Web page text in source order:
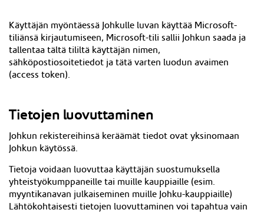
Käyttäjän myöntäessä Johkulle luvan käyttää Microsoft-
tiliänsä kirjautumiseen, Microsoft-tili sallii Johkun saada ja
tallentaa tältä tililtä käyttäjän nimen,
sähköpostiosoitetiedot ja tätä varten luodun avaimen
(access token).
Tietojen luovuttaminen
Johkun rekistereihinsä keräämät tiedot ovat yksinomaan
Johkun käytössä.
Tietoja voidaan luovuttaa käyttäjän suostumuksella
yhteistyökumppaneille tai muille kauppiaille (esim.
myyntikanavan julkaiseminen muille Johku-kauppiaille)
Lähtökohtaisesti tietojen luovuttaminen voi tapahtua vain